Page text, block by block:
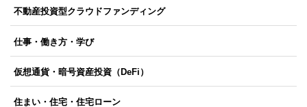
不動産投資型クラウドファンディング
仕事・働き方・学び
仮想通貨・暗号資産投資（DeFi）
住まい・住宅・住宅ローン